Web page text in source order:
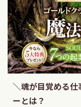
＼魂が目覚める仕
ーとは？